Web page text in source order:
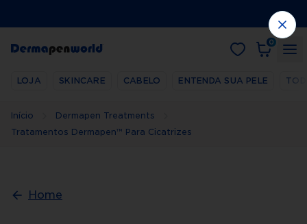
0
LOJA SKINCARE CABELO ENTENDA SUA PELE
Início
Dermapen Treatments
Tratamentos Dermapen™ Para Cicatrizes
Home